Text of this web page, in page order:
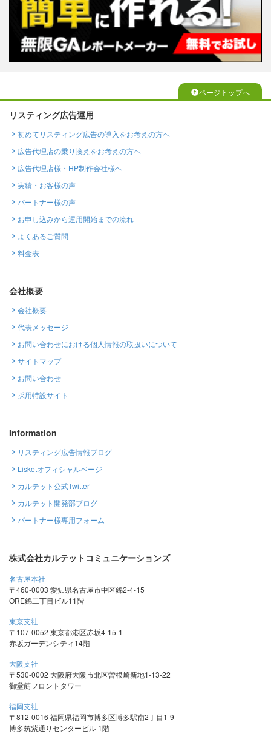
ページトップへ
リスティング広告運用
初めてリスティング広告の導入をお考えの方へ
広告代理店の乗り換えをお考えの方へ
広告代理店様・HP制作会社様へ
実績・お客様の声
パートナー様の声
お申し込みから運用開始までの流れ
よくあるご質問
料金表
会社概要
会社概要
代表メッセージ
お問い合わせにおける個人情報の取扱いについて
サイトマップ
お問い合わせ
採用特設サイト
Information
リスティング広告情報ブログ
Lisketオフィシャルページ
カルテット公式Twitter
カルテット開発部ブログ
パートナー様専用フォーム
株式会社カルテットコミュニケーションズ
名古屋本社
〒460-0003 愛知県名古屋市中区錦2-4-15
ORE錦二丁目ビル11階
東京支社
〒107-0052 東京都港区赤坂4-15-1
赤坂ガーデンシティ14階
大阪支社
〒530-0002 大阪府大阪市北区曽根崎新地1-13-22
御堂筋フロントタワー
福岡支社
〒812-0016 福岡県福岡市博多区博多駅南2丁目1-9
博多筑紫通りセンタービル 1階